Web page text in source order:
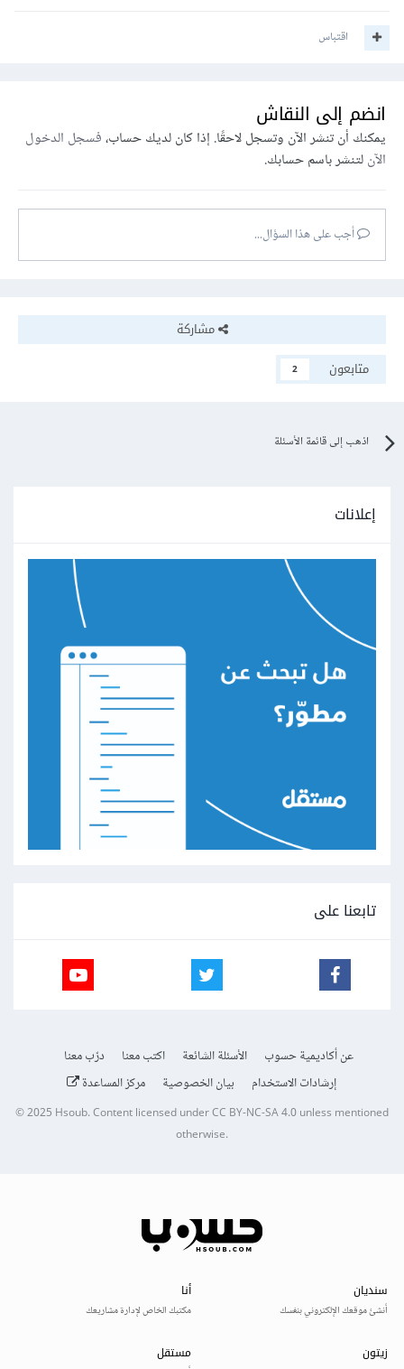
اقتباس
انضم إلى النقاش
يمكنك أن تنشر الآن وتسجل لاحقًا. إذا كان لديك حساب،فسجل الدخول
الآنلتنشر باسم حسابك.
أجب على هذا السؤال...
مشاركة
متابعون
2
اذهب إلى قائمة الأسئلة
إعلانات
تابعنا على
عن أكاديمية حسوب الأسئلة الشائعة اكتب معنا
درّب معنا
إرشادات الاستخدام
بيان الخصوصية مركز المساعدة
© 2025Hsoub.Content licensed underCC BY-NC-SA 4.0unless mentioned
otherwise.